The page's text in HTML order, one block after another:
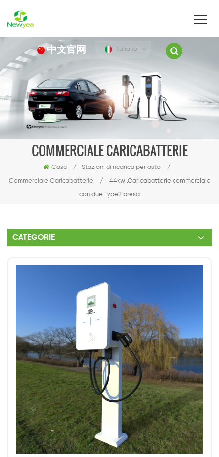
中文官网 Italiano
COMMERCIALE CARICABATTERIE
Casa / Stazioni di ricarica per auto /
Commerciale Caricabatterie / 44kw .Caricabatterie commerciale
con due Type2 presa
CATEGORIE